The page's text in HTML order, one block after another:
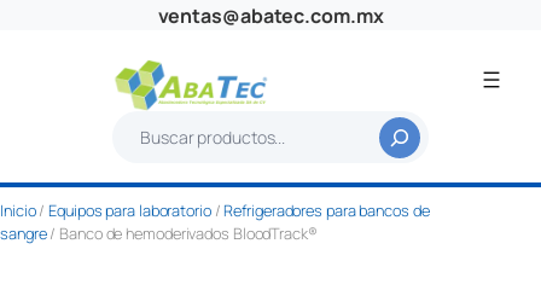
ventas@abatec.com.mx
s
c
a
Inicio/Equipos para laboratorio/Refrigeradores para bancos de
sangre/ Banco de hemoderivados BloodTrack®